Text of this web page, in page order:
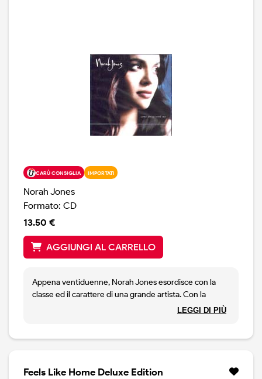
CARÙ CONSIGLIA IMPORTATI
Norah Jones
Formato: CD
13.50 €
AGGIUNGI AL CARRELLO
Appena ventiduenne, Norah Jones esordisce con la
classe ed il carattere di una grande artista. Con la
produzione di Arif Mardin, maestro nello scoprire
ottima voce ed è una pianista di valore. Il resto lo fanno
LEGGI DI PIÙ
Feels Like Home Deluxe Edition